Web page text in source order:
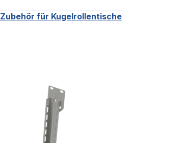
Zubehör für Kugelrollentische